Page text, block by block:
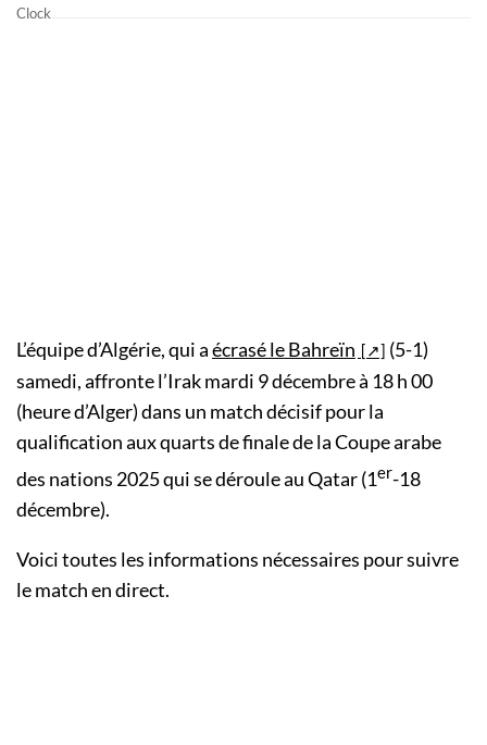
L’équipe d’Algérie, qui aécrasé le Bahreïn
(5-1)
samedi, affronte l’Irak mardi 9 décembre à 18 h 00
(heure d’Alger) dans un match décisif pour la
qualification aux quarts de finale de la Coupe arabe
des nations 2025 qui se déroule au Qatar (1er-18
décembre).
Voici toutes les informations nécessaires pour suivre
le match en direct.